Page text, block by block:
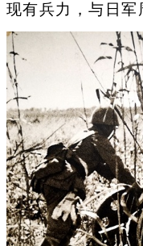
现有兵力，与日军